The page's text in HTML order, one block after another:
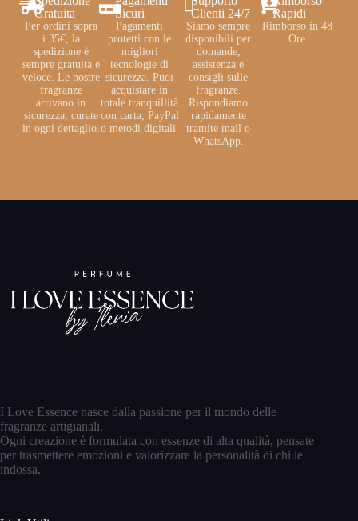
Gratuita
Per ordini sopra
i 35€, la
spedizione è
sempre gratuita e
veloce. Le nostre
fragranze
arrivano in
sicurezza, curate
in ogni dettaglio.
Sicuri
Pagamenti
protetti con le
migliori
tecnologie di
sicurezza. Puoi
acquistare in
totale tranquillità
con carta, PayPal
o metodi digitali.
Clienti 24/7
Siamo sempre
disponibili per
domande,
assistenza e
consigli sulle
fragranze.
Rispondiamo
rapidamente
tramite mail o
WhatsApp.
Rapidi
Rimborso in 48
Ore
I Love Essence nasce dalla passione per il mondo delle
fragranze artigianali.
Ogni creazione è formulata con essenze di alta qualità, pensate
per trasmettere emozioni e valorizzare la personalità di chi le
indossa.